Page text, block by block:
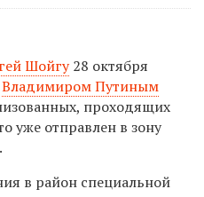
Шойгу28 октября
Владимиром Путиным
проходящих
уже отправлен в зону
в район специальной